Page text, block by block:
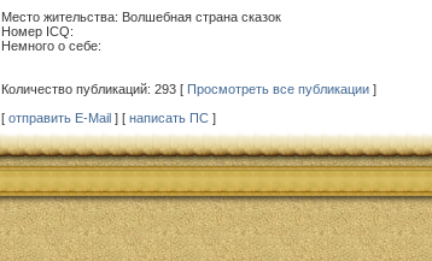
Место жительства: Волшебная страна сказок
Номер ICQ:
Немного о себе:
Количество публикаций: 293 [ Просмотреть все публикации ]
[ отправить E-Mail ] [ написать ПС ]